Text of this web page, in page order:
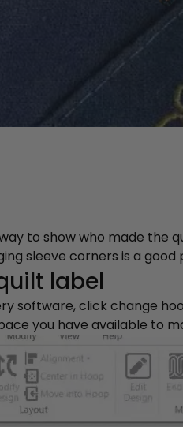
to show who made the
sleeve corners is a good
label
software, click change
you have available to